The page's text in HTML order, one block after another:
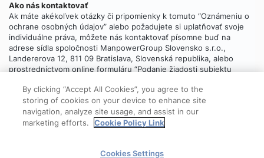
Ako nás kontaktovať
Ak máte akékoľvek otázky či pripomienky k tomuto “Oznámeniu o
ochrane osobných údajov” alebo požadujete si uplatňovať svoje
individuálne práva, môžete nás kontaktovať písomne buď na
adrese sídla spoločnosti ManpowerGroup Slovensko s.r.o.,
Landererova 12, 811 09 Bratislava, Slovenská republika, alebo
prostredníctvom online formuláru “Podanie žiadosti subjektu
By clicking “Accept All Cookies”, you agree to the
storing of cookies on your device to enhance site
navigation, analyze site usage, and assist in our
marketing efforts.
Cookie Policy Link
Cookies Settings